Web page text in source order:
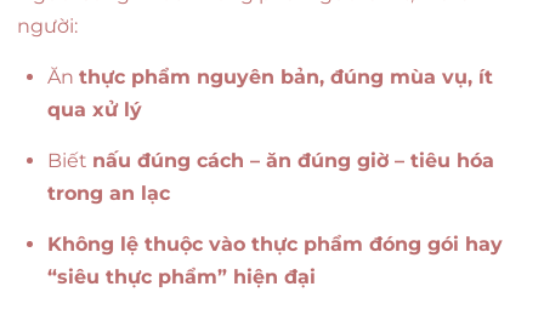
người:
Ăn thực phẩm nguyên bản, đúng mùa vụ, ít
qua xử lý
Biết nấu đúng cách – ăn đúng giờ – tiêu hóa
trong an lạc
Không lệ thuộc vào thực phẩm đóng gói hay
“siêu thực phẩm” hiện đại